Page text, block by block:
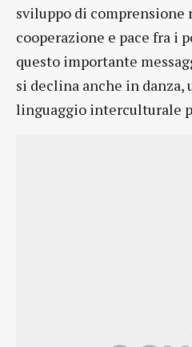
sviluppo di comprensione
cooperazione e pace fra i
questo importante
si declina anche in danza,
linguaggio interculturale